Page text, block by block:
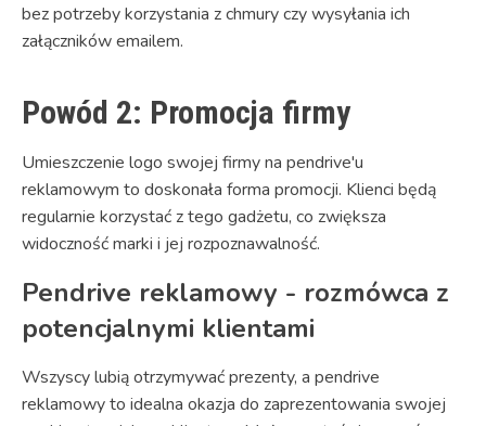
bez potrzeby korzystania z chmury czy wysyłania ich
załączników emailem.
Powód 2: Promocja firmy
Umieszczenie logo swojej firmy na pendrive'u
reklamowym to doskonała forma promocji. Klienci będą
regularnie korzystać z tego gadżetu, co zwiększa
widoczność marki i jej rozpoznawalność.
Pendrive reklamowy - rozmówca z
potencjalnymi klientami
Wszyscy lubią otrzymywać prezenty, a pendrive
reklamowy to idealna okazja do zaprezentowania swojej